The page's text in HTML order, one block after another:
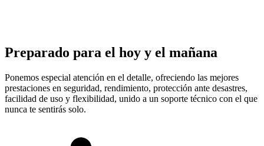
Preparado para el hoy y el mañana
Ponemos especial atención en el detalle, ofreciendo las mejores
prestaciones en seguridad, rendimiento, protección ante desastres,
facilidad de uso y flexibilidad, unido a un soporte técnico con el que
nunca te sentirás solo.